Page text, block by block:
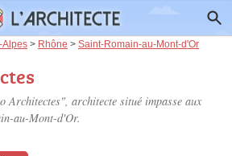
Alpes > Rhône > Saint-Romain-au-Mont-d'Or
Architectes", architecte situé impasse aux
au-Mont-d'Or.